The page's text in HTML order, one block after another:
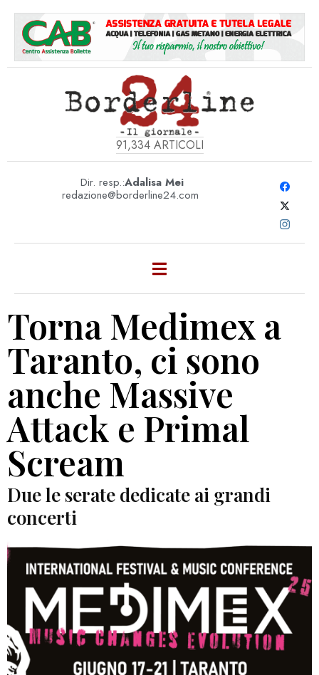
91,334ARTICOLI
Dir. resp.:Adalisa Mei
redazione@borderline24.com
Torna Medimex a
Taranto, ci sono
anche Massive
Attack e Primal
Scream
Due le serate dedicate ai grandi
concerti